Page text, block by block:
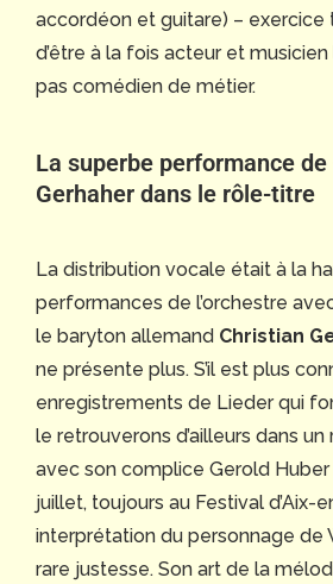
accordéon et guitare) – exercice
d’être à la fois acteur et musicien
pas comédien de métier.
La superbe performance
Gerhaher dans le rôle-titre
La distribution vocale était à la
performances de l’orchestre
le baryton allemand Christian
ne présente plus. S’il est plus
enregistrements de Lieder qui
le retrouverons d’ailleurs dans
avec son complice Gerold
juillet, toujours au Festival d’Aix-
interprétation du personnage de
rare justesse. Son art de la